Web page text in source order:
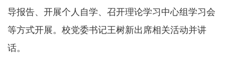
导报告、开展个人自学、召开理论学习中心组学习会
等方式开展。校党委书记王树新出席相关活动并讲
话。